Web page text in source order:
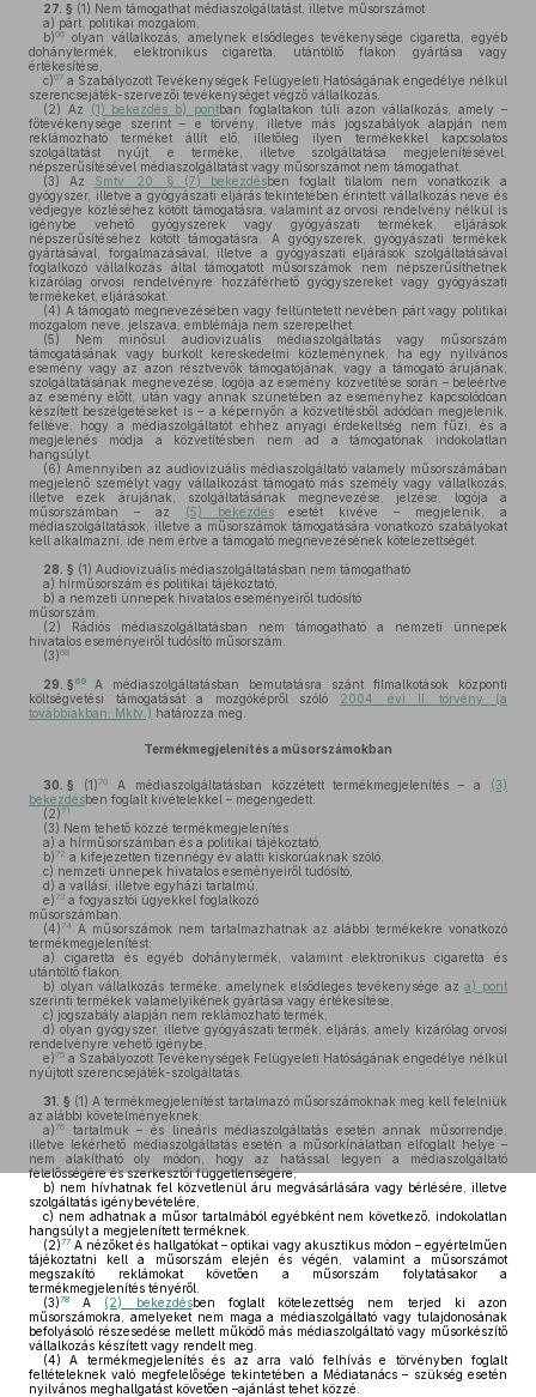
27. § (1) Nem támogathat médiaszolgáltatást, illetve műsorszámot
a) párt, politikai mozgalom,
b)66
olyan vállalkozás, amelynek elsődleges tevékenysége cigaretta, egyéb
dohánytermék, elektronikus cigaretta, utántöltő flakon gyártása vagy
értékesítése,
c)67 a Szabályozott Tevékenységek Felügyeleti Hatóságának engedélye nélkül
szerencsejáték-szervezői tevékenységet végző vállalkozás.
(2) Az (1) bekezdés b) pontban foglaltakon túli azon vállalkozás, amely –
főtevékenysége szerint – e törvény, illetve más jogszabályok alapján nem
reklámozható terméket állít elő, illetőleg ilyen termékekkel kapcsolatos
szolgáltatást nyújt, e terméke, illetve szolgáltatása megjelenítésével,
népszerűsítésével médiaszolgáltatást vagy műsorszámot nem támogathat.
(3) Az Smtv. 20. § (7) bekezdésben foglalt tilalom nem vonatkozik a
gyógyszer, illetve a gyógyászati eljárás tekintetében érintett vállalkozás neve és
védjegye közléséhez kötött támogatásra, valamint az orvosi rendelvény nélkül is
igénybe vehető gyógyszerek vagy gyógyászati termékek, eljárások
népszerűsítéséhez kötött támogatásra. A gyógyszerek, gyógyászati termékek
gyártásával, forgalmazásával, illetve a gyógyászati eljárások szolgáltatásával
foglalkozó vállalkozás által támogatott műsorszámok nem népszerűsíthetnek
kizárólag orvosi rendelvényre hozzáférhető gyógyszereket vagy gyógyászati
termékeket, eljárásokat.
(4) A támogató megnevezésében vagy feltüntetett nevében párt vagy politikai
mozgalom neve, jelszava, emblémája nem szerepelhet.
(5) Nem minősül audiovizuális médiaszolgáltatás vagy műsorszám
támogatásának vagy burkolt kereskedelmi közleménynek, ha egy nyilvános
esemény vagy az azon résztvevők támogatójának, vagy a támogató árujának,
szolgáltatásának megnevezése, logója az esemény közvetítése során – beleértve
az esemény előtt, után vagy annak szünetében az eseményhez kapcsolódóan
készített beszélgetéseket is – a képernyőn a közvetítésből adódóan megjelenik,
feltéve, hogy a médiaszolgáltatót ehhez anyagi érdekeltség nem fűzi, és a
megjelenés módja a közvetítésben nem ad a támogatónak indokolatlan
hangsúlyt.
(6) Amennyiben az audiovizuális médiaszolgáltató valamely műsorszámában
megjelenő személyt vagy vállalkozást támogató más személy vagy vállalkozás,
illetve ezek árujának, szolgáltatásának megnevezése, jelzése, logója a
műsorszámban – az
(5) bekezdésesetét kivéve – megjelenik, a
médiaszolgáltatások, illetve a műsorszámok támogatására vonatkozó szabályokat
kell alkalmazni, ide nem értve a támogató megnevezésének kötelezettségét.
28. § (1) Audiovizuális médiaszolgáltatásban nem támogatható
a) hírműsorszám és politikai tájékoztató,
b) a nemzeti ünnepek hivatalos eseményeiről tudósító
műsorszám.
(2) Rádiós médiaszolgáltatásban nem támogatható a nemzeti ünnepek
hivatalos eseményeiről tudósító műsorszám.
(3)68
29. § 69
A médiaszolgáltatásban bemutatásra szánt filmalkotások központi
költségvetési támogatását a mozgóképről szóló
2004. évi II. törvény (a
továbbiakban: Mktv.) határozza meg.
Termékmegjelenítés a műsorszámokban
30. § (1)70A médiaszolgáltatásban közzétett termékmegjelenítés – a (3)
bekezdésben foglalt kivételekkel – megengedett.
(2)71
(3) Nem tehető közzé termékmegjelenítés
a) a hírműsorszámban és a politikai tájékoztató,
b)72 a kifejezetten tizennégy év alatti kiskorúaknak szóló,
c) nemzeti ünnepek hivatalos eseményeiről tudósító,
d) a vallási, illetve egyházi tartalmú,
e)73 a fogyasztói ügyekkel foglalkozó
műsorszámban.
(4)74 A műsorszámok nem tartalmazhatnak az alábbi termékekre vonatkozó
termékmegjelenítést:
a) cigaretta és egyéb dohánytermék, valamint elektronikus cigaretta és
utántöltő flakon,
b) olyan vállalkozás terméke, amelynek elsődleges tevékenysége aza) pont
szerinti termékek valamelyikének gyártása vagy értékesítése,
c) jogszabály alapján nem reklámozható termék,
d) olyan gyógyszer, illetve gyógyászati termék, eljárás, amely kizárólag orvosi
rendelvényre vehető igénybe,
e)75 a Szabályozott Tevékenységek Felügyeleti Hatóságának engedélye nélkül
nyújtott szerencsejáték-szolgáltatás.
31. § (1) A termékmegjelenítést tartalmazó műsorszámoknak meg kell felelniük
az alábbi követelményeknek:
a)76
tartalmuk – és lineáris médiaszolgáltatás esetén annak műsorrendje,
illetve lekérhető médiaszolgáltatás esetén a műsorkínálatban elfoglalt helye –
nem alakítható oly módon, hogy az hatással legyen a médiaszolgáltató
felelősségére és szerkesztői függetlenségére,
b) nem hívhatnak fel közvetlenül áru megvásárlására vagy bérlésére, illetve
szolgáltatás igénybevételére,
c) nem adhatnak a műsor tartalmából egyébként nem következő, indokolatlan
hangsúlyt a megjelenített terméknek.
(2)77 A nézőket és hallgatókat – optikai vagy akusztikus módon – egyértelműen
tájékoztatni kell a műsorszám elején és végén, valamint a műsorszámot
megszakító reklámokat követően a műsorszám folytatásakor a
termékmegjelenítés tényéről.
(3)78 A (2) bekezdésben foglalt kötelezettség nem terjed ki azon
műsorszámokra, amelyeket nem maga a médiaszolgáltató vagy tulajdonosának
befolyásoló részesedése mellett működő más médiaszolgáltató vagy műsorkészítő
vállalkozás készített vagy rendelt meg.
(4) A termékmegjelenítés és az arra való felhívás e törvényben foglalt
feltételeknek való megfelelősége tekintetében a Médiatanács – szükség esetén
nyilvános meghallgatást követően –ajánlást tehet közzé.